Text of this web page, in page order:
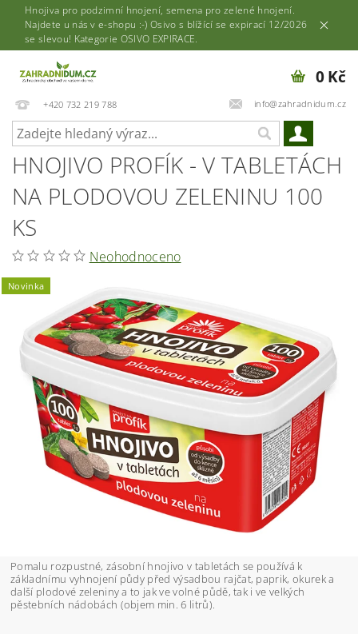
Hnojiva pro podzimní hnojení, semena pro zelené hnojení.
Najdete u nás v e-shopu :-) Osivo s blížící se expirací 12/2026
se slevou! Kategorie OSIVO EXPIRACE.
+420 732 219 788 info@zahradnidum.cz
0 Kč
HNOJIVO PROFÍK - V TABLETÁCH
NA PLODOVOU ZELENINU 100
KS
Neohodnoceno
Novinka
Pomalu rozpustné, zásobní hnojivo v tabletách se používá k
základnímu vyhnojení půdy před výsadbou rajčat, paprik, okurek a
další plodové zeleniny a to jak ve volné půdě, tak i ve velkých
pěstebních nádobách (objem min. 6 litrů).